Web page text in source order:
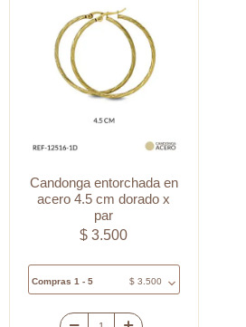
Niquelado
3.5cm
xpar
cantidad
Candonga entorchada en
acero 4.5 cm dorado x
par
$ 3.500
Compras 1 - 5 $3.500